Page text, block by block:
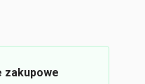
zakupowe